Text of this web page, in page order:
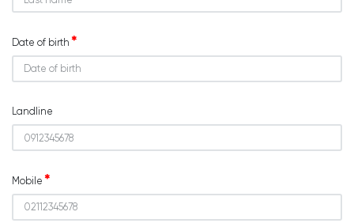
Date of birth
Landline
Mobile